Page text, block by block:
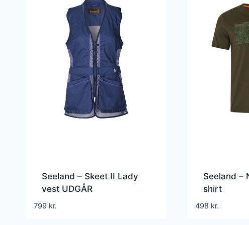
Seeland – Skeet II Lady
vest UDGÅR
799 kr.
Seeland –
shirt
498 kr.